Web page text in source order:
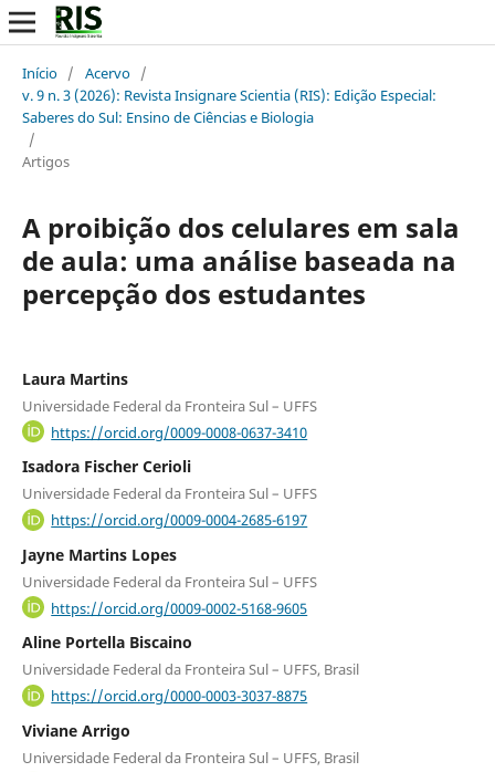
Início / Acervo /
v. 9 n. 3 (2026): Revista Insignare Scientia (RIS): Edição Especial:
Saberes do Sul: Ensino de Ciências e Biologia
/
Artigos
A proibição dos celulares em sala
de aula: uma análise baseada na
percepção dos estudantes
Laura Martins
Universidade Federal da Fronteira Sul – UFFS
https://orcid.org/0009-0008-0637-3410
Isadora Fischer Cerioli
Universidade Federal da Fronteira Sul – UFFS
https://orcid.org/0009-0004-2685-6197
Jayne Martins Lopes
Universidade Federal da Fronteira Sul – UFFS
https://orcid.org/0009-0002-5168-9605
Aline Portella Biscaino
Universidade Federal da Fronteira Sul – UFFS, Brasil
https://orcid.org/0000-0003-3037-8875
Viviane Arrigo
Universidade Federal da Fronteira Sul – UFFS, Brasil